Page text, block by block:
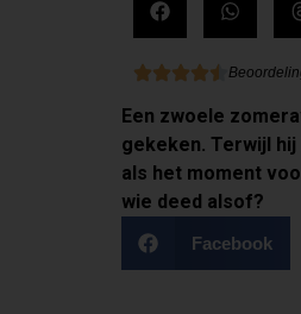
Een zwoele
gekeken. Terwijl
als het moment
wie deed alsof?
Facebook